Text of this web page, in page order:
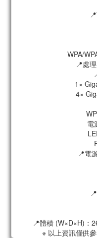
WPA/
📍處
1×
4×
電
📍電
📍體積 (W×D×H)：
※ 以上資訊僅供